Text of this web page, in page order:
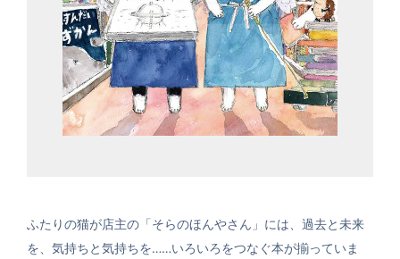
ふたりの猫が店主の「そらのほんやさん」には、過去と未来
を、気持ちと気持ちを……いろいろをつなぐ本が揃っていま